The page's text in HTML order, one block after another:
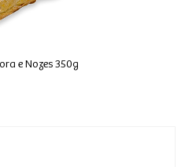
e Nozes 350g